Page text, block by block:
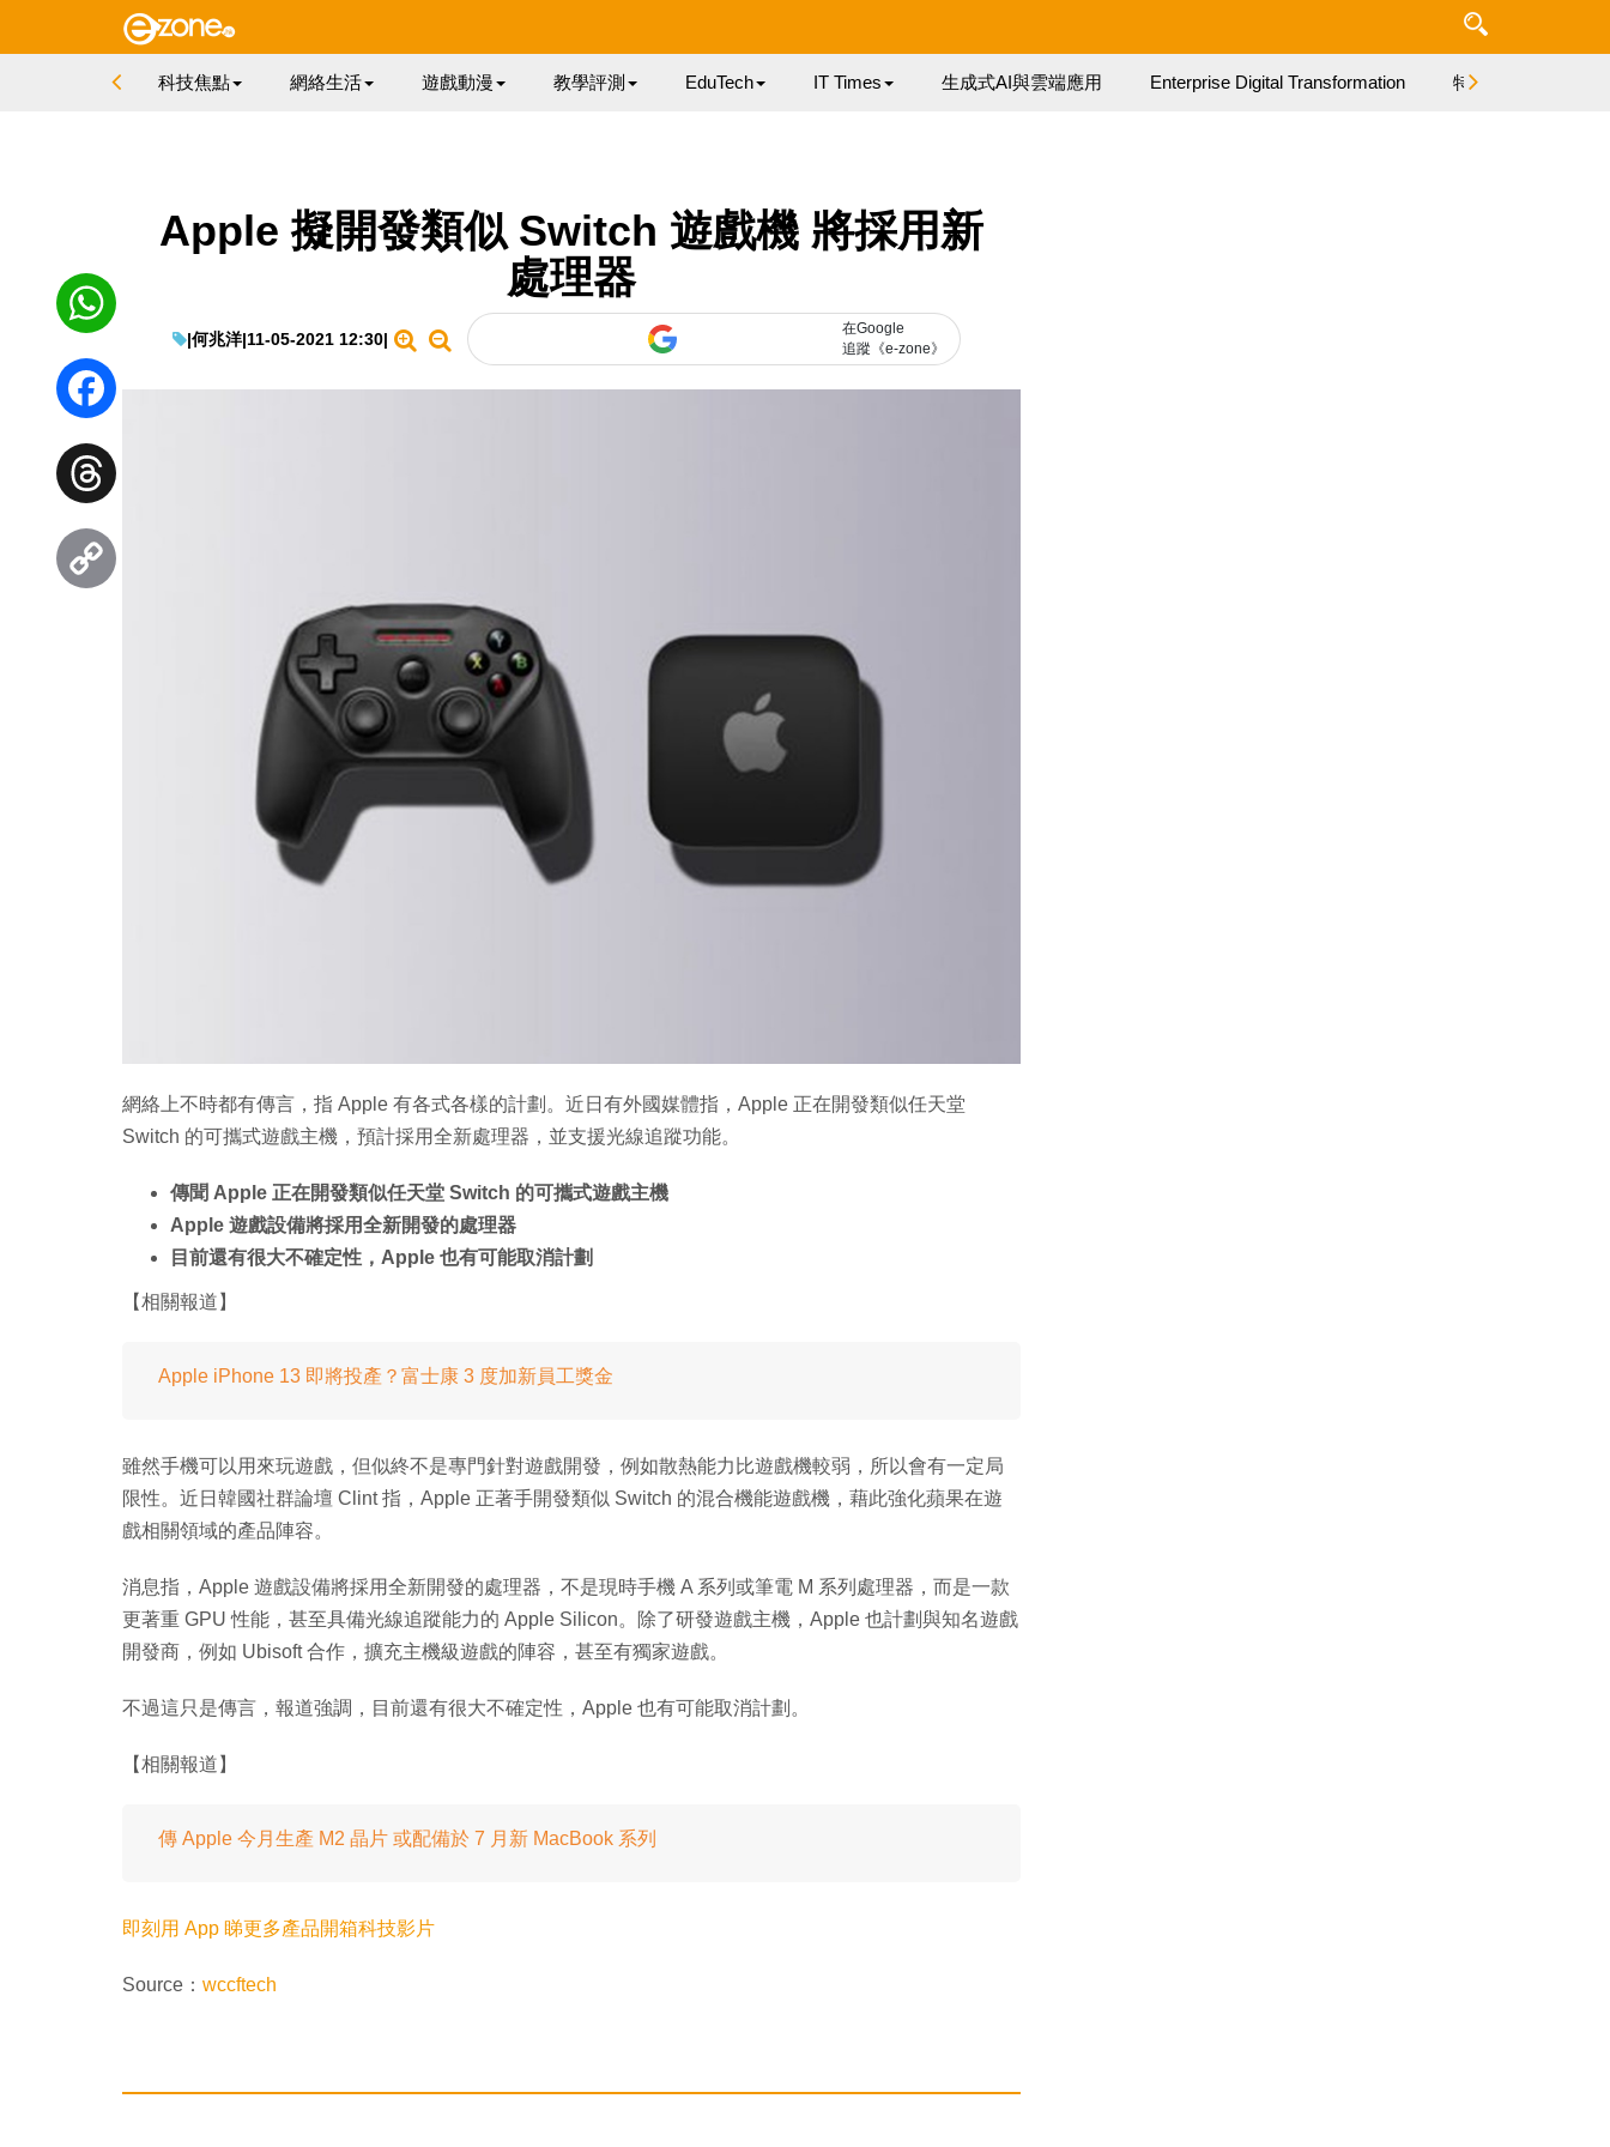
科技焦點 網絡生活 遊戲動漫 教學評測 EduTech IT Times 生成式AI與雲端應用 Enterprise Digital Transformation 特集
Apple 擬開發類似 Switch 遊戲機 將採用新
處理器
|何兆洋|11-05-2021 12:30|
在Google
追蹤《e-zone》
網絡上不時都有傳言，指 Apple 有各式各樣的計劃。近日有外國媒體指，Apple 正在開發類似任天堂
Switch 的可攜式遊戲主機，預計採用全新處理器，並支援光線追蹤功能。
傳聞 Apple 正在開發類似任天堂 Switch 的可攜式遊戲主機
Apple 遊戲設備將採用全新開發的處理器
目前還有很大不確定性，Apple 也有可能取消計劃
【相關報道】
Apple iPhone 13 即將投產？富士康 3 度加新員工獎金
雖然手機可以用來玩遊戲，但似終不是專門針對遊戲開發，例如散熱能力比遊戲機較弱，所以會有一定局
限性。近日韓國社群論壇 Clint 指，Apple 正著手開發類似 Switch 的混合機能遊戲機，藉此強化蘋果在遊
戲相關領域的產品陣容。
消息指，Apple 遊戲設備將採用全新開發的處理器，不是現時手機 A 系列或筆電 M 系列處理器，而是一款
更著重 GPU 性能，甚至具備光線追蹤能力的 Apple Silicon。除了研發遊戲主機，Apple 也計劃與知名遊戲
開發商，例如 Ubisoft 合作，擴充主機級遊戲的陣容，甚至有獨家遊戲。
不過這只是傳言，報道強調，目前還有很大不確定性，Apple 也有可能取消計劃。
【相關報道】
傳 Apple 今月生產 M2 晶片 或配備於 7 月新 MacBook 系列
即刻用 App 睇更多產品開箱科技影片
Source： wccftech
WhatsApp
Facebook
Threads